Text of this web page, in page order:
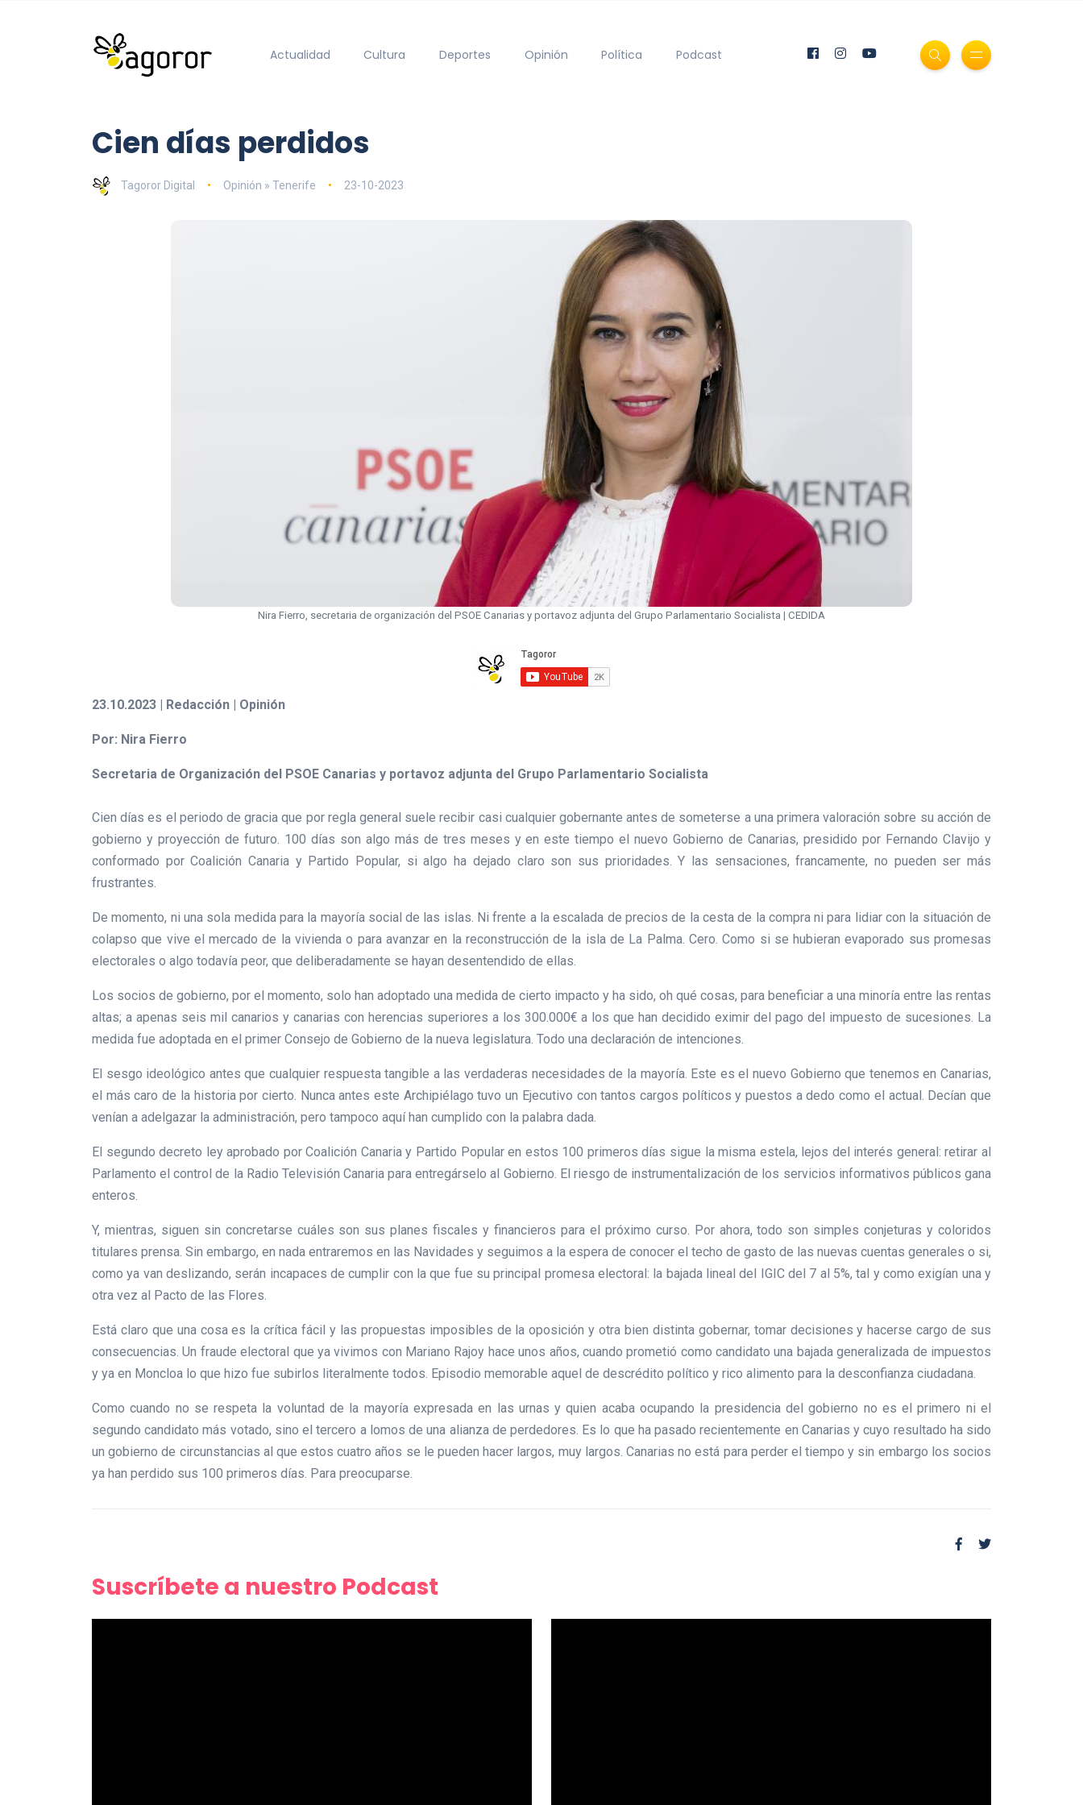
Actualidad Cultura Deportes Opinión Política Podcast
Cien días perdidos
Tagoror Digital Opinión » Tenerife 23-10-2023
Nira Fierro, secretaria de organización del PSOE Canarias y portavoz adjunta del Grupo Parlamentario Socialista | CEDIDA
23.10.2023 | Redacción | Opinión
Por: Nira Fierro
Secretaria de Organización del PSOE Canarias y portavoz adjunta del Grupo Parlamentario Socialista
Cien días es el periodo de gracia que por regla general suele recibir casi cualquier gobernante antes de someterse a una primera valoración sobre su acción de
gobierno y proyección de futuro. 100 días son algo más de tres meses y en este tiempo el nuevo Gobierno de Canarias, presidido por Fernando Clavijo y
conformado por Coalición Canaria y Partido Popular, si algo ha dejado claro son sus prioridades. Y las sensaciones, francamente, no pueden ser más
frustrantes.
De momento, ni una sola medida para la mayoría social de las islas. Ni frente a la escalada de precios de la cesta de la compra ni para lidiar con la situación de
colapso que vive el mercado de la vivienda o para avanzar en la reconstrucción de la isla de La Palma. Cero. Como si se hubieran evaporado sus promesas
electorales o algo todavía peor, que deliberadamente se hayan desentendido de ellas.
Los socios de gobierno, por el momento, solo han adoptado una medida de cierto impacto y ha sido, oh qué cosas, para beneficiar a una minoría entre las rentas
altas; a apenas seis mil canarios y canarias con herencias superiores a los 300.000€ a los que han decidido eximir del pago del impuesto de sucesiones. La
medida fue adoptada en el primer Consejo de Gobierno de la nueva legislatura. Todo una declaración de intenciones.
El sesgo ideológico antes que cualquier respuesta tangible a las verdaderas necesidades de la mayoría. Este es el nuevo Gobierno que tenemos en Canarias,
el más caro de la historia por cierto. Nunca antes este Archipiélago tuvo un Ejecutivo con tantos cargos políticos y puestos a dedo como el actual. Decían que
venían a adelgazar la administración, pero tampoco aquí han cumplido con la palabra dada.
El segundo decreto ley aprobado por Coalición Canaria y Partido Popular en estos 100 primeros días sigue la misma estela, lejos del interés general: retirar al
Parlamento el control de la Radio Televisión Canaria para entregárselo al Gobierno. El riesgo de instrumentalización de los servicios informativos públicos gana
enteros.
Y, mientras, siguen sin concretarse cuáles son sus planes fiscales y financieros para el próximo curso. Por ahora, todo son simples conjeturas y coloridos
titulares prensa. Sin embargo, en nada entraremos en las Navidades y seguimos a la espera de conocer el techo de gasto de las nuevas cuentas generales o si,
como ya van deslizando, serán incapaces de cumplir con la que fue su principal promesa electoral: la bajada lineal del IGIC del 7 al 5%, tal y como exigían una y
otra vez al Pacto de las Flores.
Está claro que una cosa es la crítica fácil y las propuestas imposibles de la oposición y otra bien distinta gobernar, tomar decisiones y hacerse cargo de sus
consecuencias. Un fraude electoral que ya vivimos con Mariano Rajoy hace unos años, cuando prometió como candidato una bajada generalizada de impuestos
y ya en Moncloa lo que hizo fue subirlos literalmente todos. Episodio memorable aquel de descrédito político y rico alimento para la desconfianza ciudadana.
Como cuando no se respeta la voluntad de la mayoría expresada en las urnas y quien acaba ocupando la presidencia del gobierno no es el primero ni el
segundo candidato más votado, sino el tercero a lomos de una alianza de perdedores. Es lo que ha pasado recientemente en Canarias y cuyo resultado ha sido
un gobierno de circunstancias al que estos cuatro años se le pueden hacer largos, muy largos. Canarias no está para perder el tiempo y sin embargo los socios
ya han perdido sus 100 primeros días. Para preocuparse.
Suscríbete a nuestro Podcast